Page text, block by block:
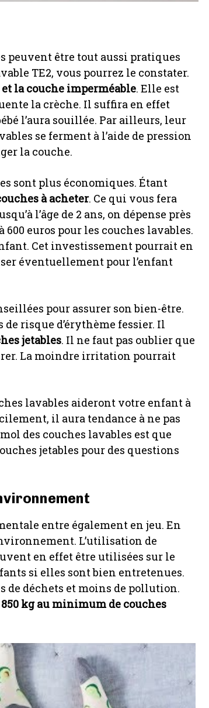
peuvent être tout aussi pratiques
TE2, vous pourrez le constater.
la couche imperméable. Elle est
la crèche. Il suffira en effet
l’aura souillée. Par ailleurs, leur
se ferment à l’aide de pression
la couche.
sont plus économiques. Étant
à acheter. Ce qui vous fera
l’âge de 2 ans, on dépense près
600 euros pour les couches lavables.
Cet investissement pourrait en
éventuellement pour l’enfant
pour assurer son bien-être.
risque d’érythème fessier. Il
jetables. Il ne faut pas oublier que
La moindre irritation pourrait
lavables aideront votre enfant à
il aura tendance à ne pas
des couches lavables est que
jetables pour des questions
entre également en jeu. En
L’utilisation de
en effet être utilisées sur le
si elles sont bien entretenues.
de déchets et moins de pollution.
kg au minimum de couches